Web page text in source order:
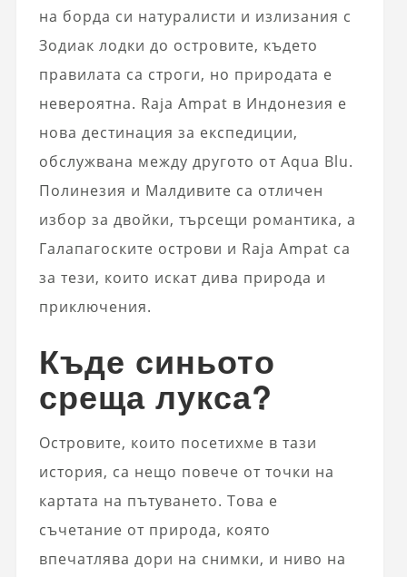
на борда си натуралисти и излизания с
Зодиак лодки до островите, където
правилата са строги, но природата е
невероятна. Raja Ampat в Индонезия е
нова дестинация за експедиции,
обслужвана между другото от Aqua Blu.
Полинезия и Малдивите са отличен
избор за двойки, търсещи романтика, а
Галапагоските острови и Raja Ampat са
за тези, които искат дива природа и
приключения.
Къде синьото
среща лукса?
Островите, които посетихме в тази
история, са нещо повече от точки на
картата на пътуването. Това е
съчетание от природа, която
впечатлява дори на снимки, и ниво на